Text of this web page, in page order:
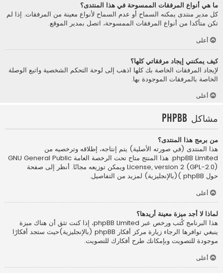
ما هي أنواع المرفقات الممسوحة في هذا المنتدى؟
كل مدير منتدى يمكنه السماح أو عدم السماح لأنواع معينة من المرفقات. إذا لم
تكن متأكدا من أنواع المرفقات الممسوحة، اتصل بمدير الموقع.
أعلى
كيف يمكنني إيجاد مرفقاتي كلها؟
لإيجاد المرفقات الخاصة بك كلها اذهب إلى لوحة التحكم الشخصية واتبع الوصلة
الخاصة بالمرفقات الموجودة بها.
أعلى
مشاكل phpBB
من برمج هذا المنتدى؟
هذا المنتدى (في صورته الأصلية) يتم إنتاجه، إطلاقه وترخصيه من
phpBB Limited
. هذا المنتج متاح تحت الرخصة العامة GNU General Public
License, version 2 (GPL-2.0) ويمكن توزيعه مجانًا. أنظر إلى صفحة
حول phpBB )(بالإنجليزية)
لمزيد من التفاصيل.
أعلى
لماذا لا أجد ميزة معينة أريدها؟
هذا البرنامج كُتب ورخص عبر phpBB Limited، إذا كنت تثق أن هناك ميزة
ينبغي توافرها الرجاء زيارة مركز أفكار phpBB (بالإنجليزية)
حيث ستجد أفكارًا
موجودة للتصويت وبإمكانك طرح أفكارك للتصويت.
أعلى